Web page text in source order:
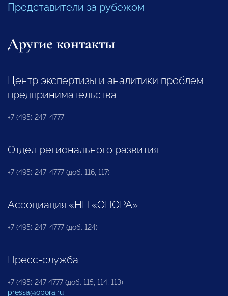
Представители за рубежом
Другие контакты
Центр экспертизы и аналитики проблем
предпринимательства
+7 (495) 247-4777
Отдел регионального развития
+7 (495) 247-4777 (доб. 116, 117)
Ассоциация «НП «ОПОРА»
+7 (495) 247-4777 (доб. 124)
Пресс-служба
+7 (495) 247 4777 (доб. 115, 114, 113)
pressa@opora.ru